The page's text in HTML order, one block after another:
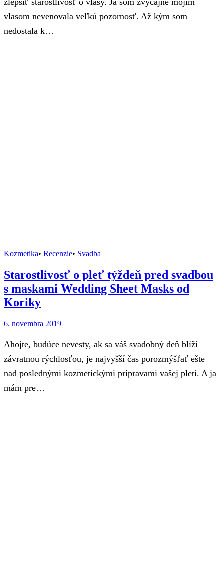
vlasom nevenovala veľkú pozornosť. Až kým som
nedostala k…
Kozmetika• Recenzie• Svadba
Starostlivosť o pleť týždeň pred svadbou
s maskami Wedding Sheet Masks od
Koriky
6. novembra 2019
Ahojte, budúce nevesty, ak sa váš svadobný deň blíži
závratnou rýchlosťou, je najvyšší čas porozmýšľať ešte
nad poslednými kozmetickými prípravami vašej pleti. A ja
mám pre…